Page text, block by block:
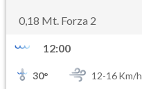
0,18 Mt. Forza 2
12:00
30° 12-16Km/h